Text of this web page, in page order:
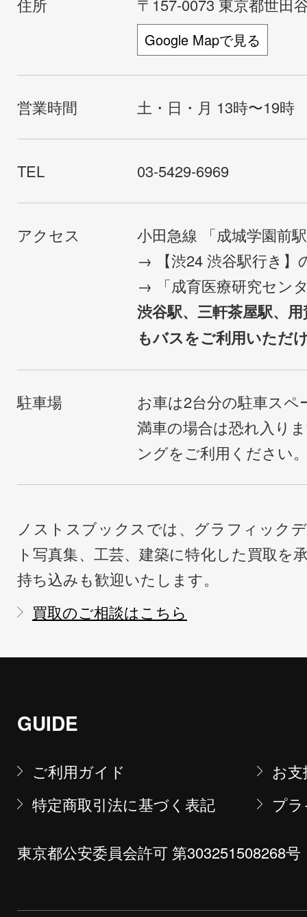
住所 〒157-0073 東京都世田
Google Mapで見る
営業時間 土・日・月 13時〜19時
TEL 03-5429-6969
アクセス
小田急線 「成城学園前
→ 【渋24 渋谷駅行き】
→ 「成育医療研究セン
渋谷駅、三軒茶屋駅、
もバスをご利用いただ
駐車場
お車は2台分の駐車ス
満車の場合は恐れ入り
ングをご利用ください
ノストスブックスでは、グラフィック
ト写真集、工芸、建築に特化した買取を
持ち込みも歓迎いたします。
買取のご相談はこちら
GUIDE
ご利用ガイド
お
特定商取引法に基づく表記
プ
東京都公安委員会許可 第303251508268号